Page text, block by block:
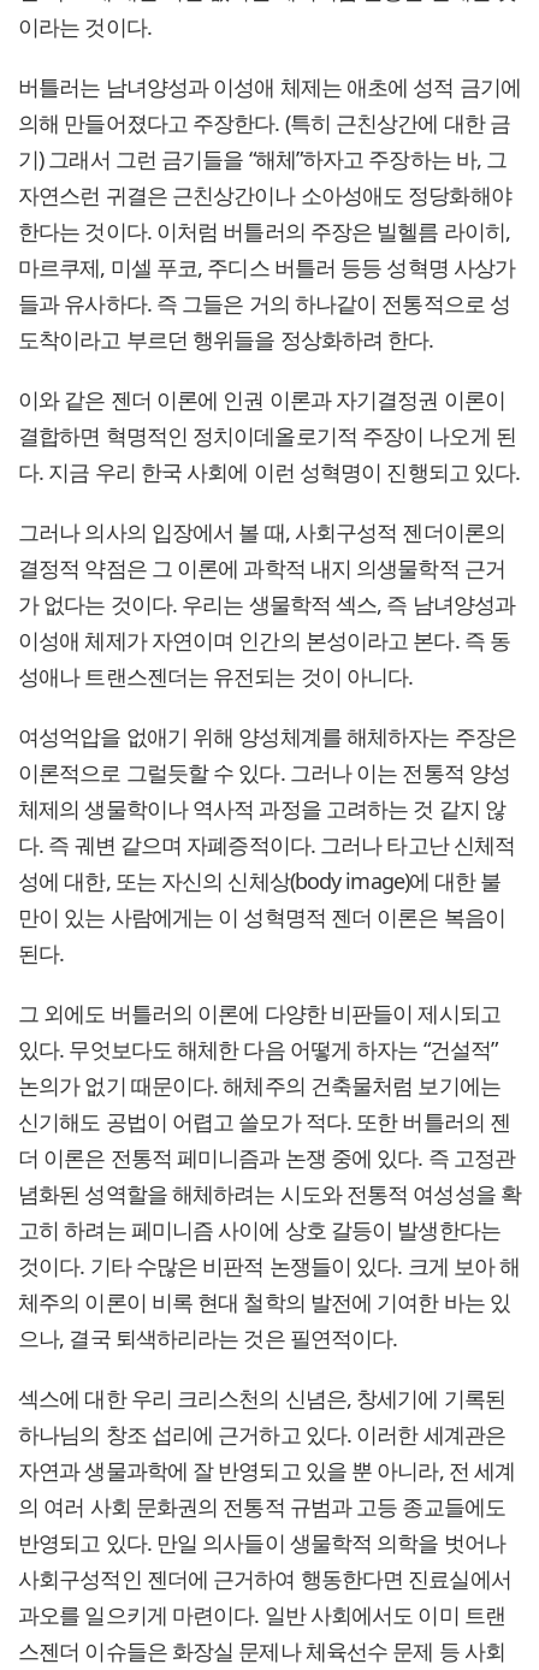
이라는 것이다.
버틀러는 남녀양성과 이성애 체제는 애초에 성적 금기에
의해 만들어졌다고 주장한다. (특히 근친상간에 대한 금
기) 그래서 그런 금기들을 “해체”하자고 주장하는 바, 그
자연스런 귀결은 근친상간이나 소아성애도 정당화해야
한다는 것이다. 이처럼 버틀러의 주장은 빌헬름 라이히,
마르쿠제, 미셀 푸코, 주디스 버틀러 등등 성혁명 사상가
들과 유사하다. 즉 그들은 거의 하나같이 전통적으로 성
도착이라고 부르던 행위들을 정상화하려 한다.
이와 같은 젠더 이론에 인권 이론과 자기결정권 이론이
결합하면 혁명적인 정치이데올로기적 주장이 나오게 된
다. 지금 우리 한국 사회에 이런 성혁명이 진행되고 있다.
그러나 의사의 입장에서 볼 때, 사회구성적 젠더이론의
결정적 약점은 그 이론에 과학적 내지 의생물학적 근거
가 없다는 것이다. 우리는 생물학적 섹스, 즉 남녀양성과
이성애 체제가 자연이며 인간의 본성이라고 본다. 즉 동
성애나 트랜스젠더는 유전되는 것이 아니다.
여성억압을 없애기 위해 양성체계를 해체하자는 주장은
이론적으로 그럴듯할 수 있다. 그러나 이는 전통적 양성
체제의 생물학이나 역사적 과정을 고려하는 것 같지 않
다. 즉 궤변 같으며 자폐증적이다. 그러나 타고난 신체적
성에 대한, 또는 자신의 신체상(body image)에 대한 불
만이 있는 사람에게는 이 성혁명적 젠더 이론은 복음이
된다.
그 외에도 버틀러의 이론에 다양한 비판들이 제시되고
있다. 무엇보다도 해체한 다음 어떻게 하자는 “건설적”
논의가 없기 때문이다. 해체주의 건축물처럼 보기에는
신기해도 공법이 어렵고 쓸모가 적다. 또한 버틀러의 젠
더 이론은 전통적 페미니즘과 논쟁 중에 있다. 즉 고정관
념화된 성역할을 해체하려는 시도와 전통적 여성성을 확
고히 하려는 페미니즘 사이에 상호 갈등이 발생한다는
것이다. 기타 수많은 비판적 논쟁들이 있다. 크게 보아 해
체주의 이론이 비록 현대 철학의 발전에 기여한 바는 있
으나, 결국 퇴색하리라는 것은 필연적이다.
섹스에 대한 우리 크리스천의 신념은, 창세기에 기록된
하나님의 창조 섭리에 근거하고 있다. 이러한 세계관은
자연과 생물과학에 잘 반영되고 있을 뿐 아니라, 전 세계
의 여러 사회 문화권의 전통적 규범과 고등 종교들에도
반영되고 있다. 만일 의사들이 생물학적 의학을 벗어나
사회구성적인 젠더에 근거하여 행동한다면 진료실에서
과오를 일으키게 마련이다. 일반 사회에서도 이미 트랜
스젠더 이슈들은 화장실 문제나 체육선수 문제 등 사회